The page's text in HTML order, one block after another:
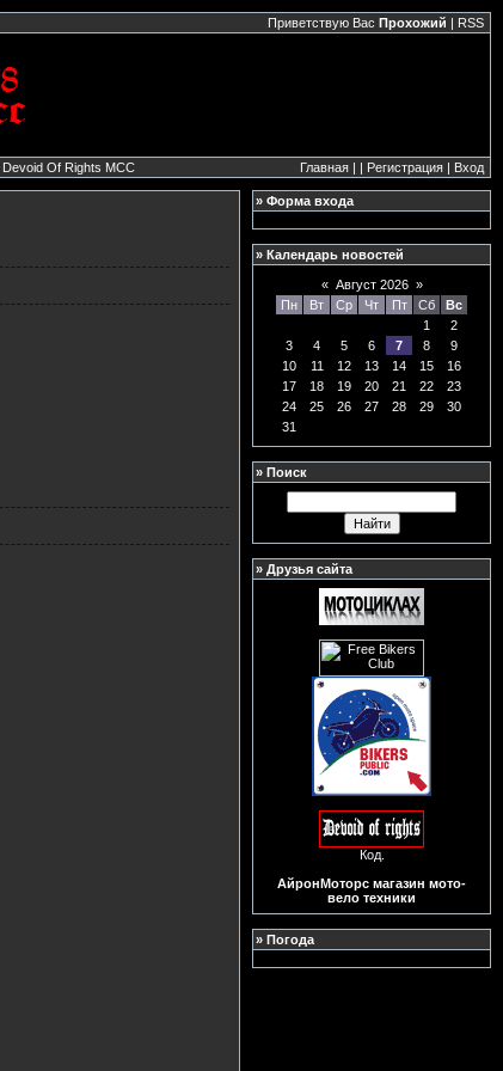
Приветствую Вас Прохожий | RSS
Devoid Of Rights MCC Главная | | Регистрация | Вход
» Форма входа
» Календарь новостей
« Август 2026 »
Пн
Вт Ср Чт Пт Сб
Вс
1
2
3
4 5 6 7 8
9
10
11 12 13 14 15
16
17
18 19 20 21 22
23
24
25 26 27 28 29
30
31
» Поиск
» Друзья сайта
Код.
АйронМоторс магазин мото-
вело техники
» Погода